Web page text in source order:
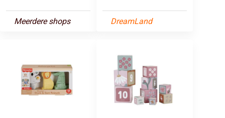
Meerdere shops DreamLand